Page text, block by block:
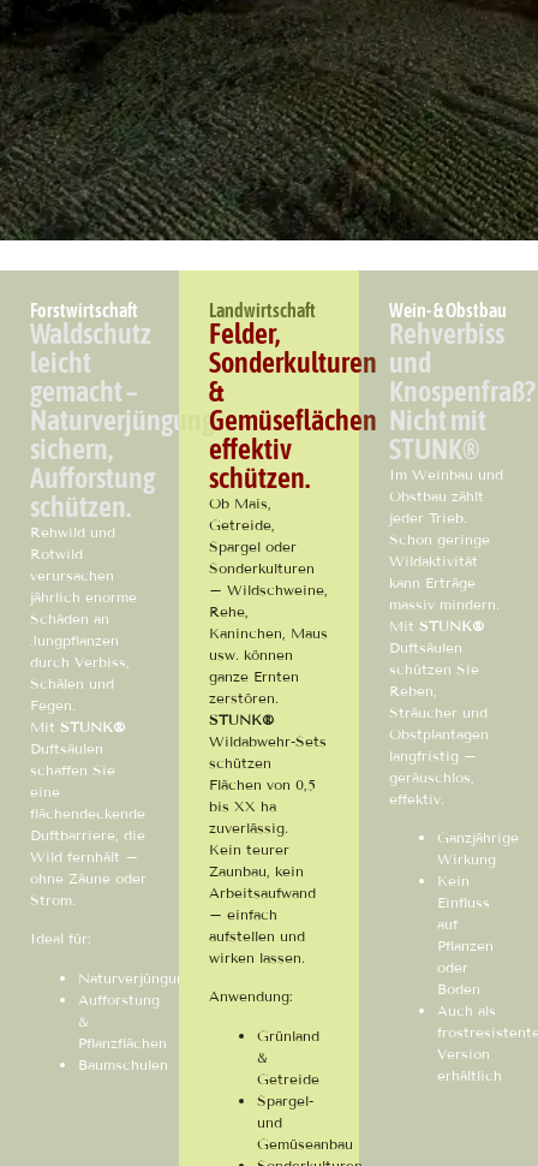
Forstwirtschaft
Waldschutz
leicht
gemacht –
Naturverjüngung
sichern,
Aufforstung
schützen.
Rehwild und
Rotwild
verursachen
jährlich enorme
Schäden an
Jungpflanzen
durch Verbiss,
Schälen und
Fegen.
Mit STUNK®
Duftsäulen
schaffen Sie
eine
flächendeckende
Duftbarriere, die
Wild fernhält –
ohne Zäune oder
Strom.
Ideal für:
Naturverjüngung
Aufforstung
&
Pflanzflächen
Baumschulen
Landwirtschaft
Felder,
Sonderkulturen
&
Gemüseflächen
effektiv
schützen.
Ob Mais,
Getreide,
Spargel oder
Sonderkulturen
– Wildschweine,
Rehe,
Kaninchen, Maus
usw. können
ganze Ernten
zerstören.
STUNK®
Wildabwehr-Sets
schützen
Flächen von 0,5
bis XX ha
zuverlässig.
Kein teurer
Zaunbau, kein
Arbeitsaufwand
– einfach
aufstellen und
wirken lassen.
Anwendung:
Grünland
&
Getreide
Spargel-
und
Gemüseanbau
Wein- & Obstbau
Rehverbiss
und
Knospenfraß?
Nicht mit
STUNK®
Im Weinbau und
Obstbau zählt
jeder Trieb.
Schon geringe
Wildaktivität
kann Erträge
massiv mindern.
Mit STUNK®
Duftsäulen
schützen Sie
Reben,
Sträucher und
Obstplantagen
langfristig –
geräuschlos,
effektiv.
Ganzjährige
Wirkung
Kein
Einfluss
auf
Pflanzen
oder
Boden
Auch als
Version
erhältlich